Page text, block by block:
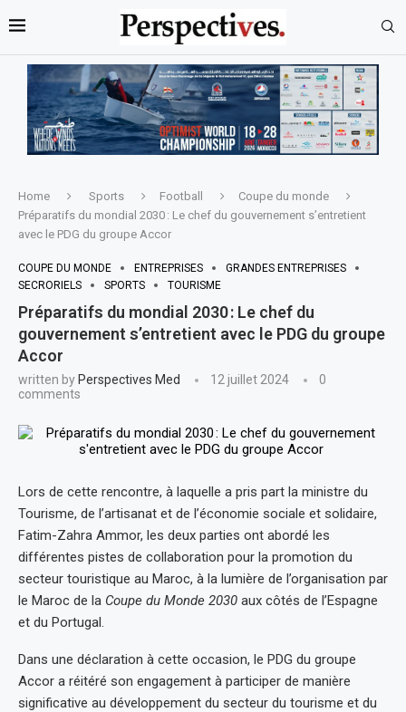
Home Sports Football
Coupe du monde
Préparatifs du mondial 2030 : Le chef du gouvernement s’entretient
avec le PDG du groupe Accor
COUPE DU MONDE ENTREPRISES
GRANDES ENTREPRISES
SECRORIELS
SPORTS TOURISME
Préparatifs du mondial 2030 : Le chef du
gouvernement s’entretient avec le PDG du groupe
Accor
written by Perspectives Med 12 juillet 2024
0
comments
Lors de cette rencontre, à laquelle a pris part la ministre du
Tourisme, de l’artisanat et de l’économie sociale et solidaire,
Fatim-Zahra Ammor, les deux parties ont abordé les
différentes pistes de collaboration pour la promotion du
secteur touristique au Maroc, à la lumière de l’organisation par
le Maroc de la Coupe du Monde 2030 aux côtés de l’Espagne
et du Portugal.
Dans une déclaration à cette occasion, le PDG du groupe
Accor a réitéré son engagement à participer de manière
significative au développement du secteur du tourisme et du